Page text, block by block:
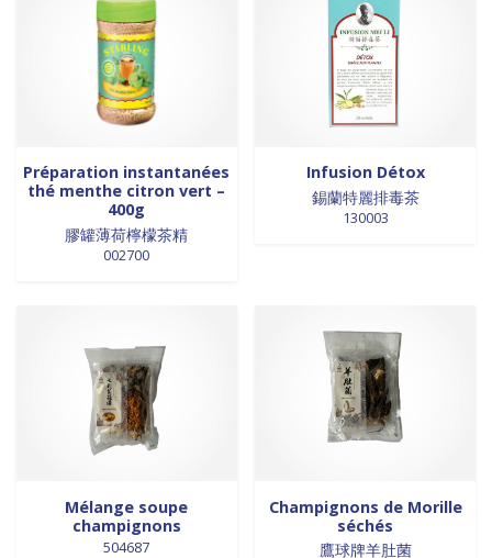
Préparation instantanées
thé menthe citron vert –
400g
膠罐薄荷檸檬茶精
002700
Infusion Détox
錫蘭特麗排毒茶
130003
Mélange soupe
champignons
504687
Champignons de Morille
séchés
鷹球牌羊肚菌